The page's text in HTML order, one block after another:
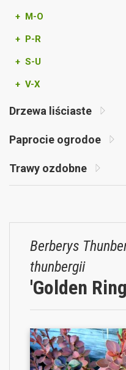
+ M-O
+ P-R
+ S-U
+ V-X
Drzewa liściaste
Paprocie ogrodoe
Trawy ozdobne
Berberys
thunbergii
'Golden